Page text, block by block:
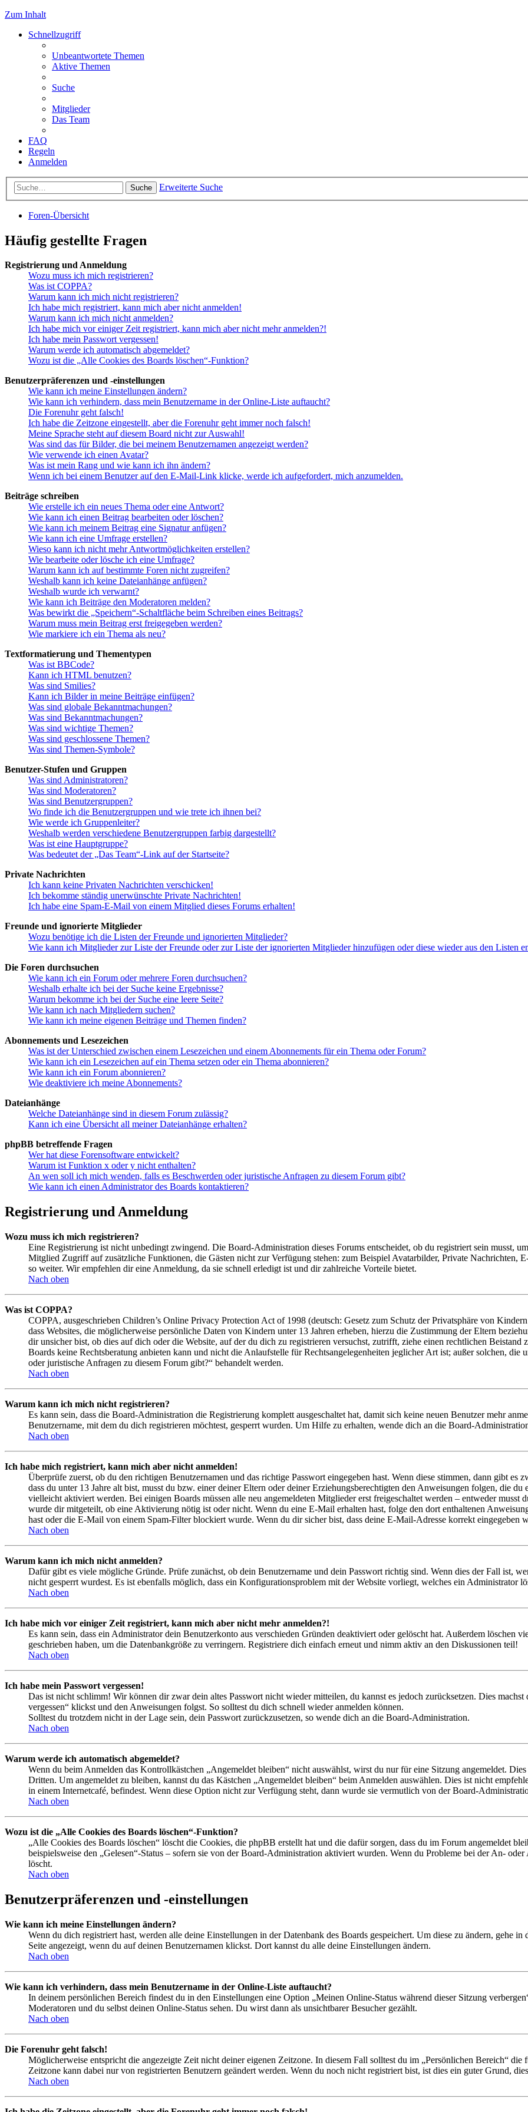
Zum Inhalt
Schnellzugriff
Unbeantwortete Themen
Aktive Themen
Suche
Mitglieder
Das Team
FAQ
Regeln
Anmelden
Suche Erweiterte Suche
Foren-Übersicht
Häufig gestellte Fragen
Registrierung und Anmeldung
Wozu muss ich mich registrieren?
Was ist COPPA?
Warum kann ich mich nicht registrieren?
Ich habe mich registriert, kann mich aber nicht anmelden!
Warum kann ich mich nicht anmelden?
Ich habe mich vor einiger Zeit registriert, kann mich aber nicht mehr anmelden?!
Ich habe mein Passwort vergessen!
Warum werde ich automatisch abgemeldet?
Wozu ist die „Alle Cookies des Boards löschen“-Funktion?
Benutzerpräferenzen und -einstellungen
Wie kann ich meine Einstellungen ändern?
Wie kann ich verhindern, dass mein Benutzername in der Online-Liste auftaucht?
Die Forenuhr geht falsch!
Ich habe die Zeitzone eingestellt, aber die Forenuhr geht immer noch falsch!
Meine Sprache steht auf diesem Board nicht zur Auswahl!
Was sind das für Bilder, die bei meinem Benutzernamen angezeigt werden?
Wie verwende ich einen Avatar?
Was ist mein Rang und wie kann ich ihn ändern?
Wenn ich bei einem Benutzer auf den E-Mail-Link klicke, werde ich aufgefordert, mich anzumelden.
Beiträge schreiben
Wie erstelle ich ein neues Thema oder eine Antwort?
Wie kann ich einen Beitrag bearbeiten oder löschen?
Wie kann ich meinem Beitrag eine Signatur anfügen?
Wie kann ich eine Umfrage erstellen?
Wieso kann ich nicht mehr Antwortmöglichkeiten erstellen?
Wie bearbeite oder lösche ich eine Umfrage?
Warum kann ich auf bestimmte Foren nicht zugreifen?
Weshalb kann ich keine Dateianhänge anfügen?
Weshalb wurde ich verwarnt?
Wie kann ich Beiträge den Moderatoren melden?
Was bewirkt die „Speichern“-Schaltfläche beim Schreiben eines Beitrags?
Warum muss mein Beitrag erst freigegeben werden?
Wie markiere ich ein Thema als neu?
Textformatierung und Thementypen
Was ist BBCode?
Kann ich HTML benutzen?
Was sind Smilies?
Kann ich Bilder in meine Beiträge einfügen?
Was sind globale Bekanntmachungen?
Was sind Bekanntmachungen?
Was sind wichtige Themen?
Was sind geschlossene Themen?
Was sind Themen-Symbole?
Benutzer-Stufen und Gruppen
Was sind Administratoren?
Was sind Moderatoren?
Was sind Benutzergruppen?
Wo finde ich die Benutzergruppen und wie trete ich ihnen bei?
Wie werde ich Gruppenleiter?
Weshalb werden verschiedene Benutzergruppen farbig dargestellt?
Was ist eine Hauptgruppe?
Was bedeutet der „Das Team“-Link auf der Startseite?
Private Nachrichten
Ich kann keine Privaten Nachrichten verschicken!
Ich bekomme ständig unerwünschte Private Nachrichten!
Ich habe eine Spam-E-Mail von einem Mitglied dieses Forums erhalten!
Freunde und ignorierte Mitglieder
Wozu benötige ich die Listen der Freunde und ignorierten Mitglieder?
Wie kann ich Mitglieder zur Liste der Freunde oder zur Liste der ignorierten Mitglieder hinzufügen oder diese wieder aus den Listen
Die Foren durchsuchen
Wie kann ich ein Forum oder mehrere Foren durchsuchen?
Weshalb erhalte ich bei der Suche keine Ergebnisse?
Warum bekomme ich bei der Suche eine leere Seite?
Wie kann ich nach Mitgliedern suchen?
Wie kann ich meine eigenen Beiträge und Themen finden?
Abonnements und Lesezeichen
Was ist der Unterschied zwischen einem Lesezeichen und einem Abonnements für ein Thema oder Forum?
Wie kann ich ein Lesezeichen auf ein Thema setzen oder ein Thema abonnieren?
Wie kann ich ein Forum abonnieren?
Wie deaktiviere ich meine Abonnements?
Dateianhänge
Welche Dateianhänge sind in diesem Forum zulässig?
Kann ich eine Übersicht all meiner Dateianhänge erhalten?
phpBB betreffende Fragen
Wer hat diese Forensoftware entwickelt?
Warum ist Funktion x oder y nicht enthalten?
An wen soll ich mich wenden, falls es Beschwerden oder juristische Anfragen zu diesem Forum gibt?
Wie kann ich einen Administrator des Boards kontaktieren?
Registrierung und Anmeldung
Wozu muss ich mich registrieren?
Eine Registrierung ist nicht unbedingt zwingend. Die Board-Administration dieses Forums entscheidet, ob du registriert sein musst,
Mitglied Zugriff auf zusätzliche Funktionen, die Gästen nicht zur Verfügung stehen: zum Beispiel Avatarbilder, Private Nachrichten,
so weiter. Wir empfehlen dir eine Anmeldung, da sie schnell erledigt ist und dir zahlreiche Vorteile bietet.
Nach oben
Was ist COPPA?
COPPA, ausgeschrieben Children’s Online Privacy Protection Act of 1998 (deutsch: Gesetz zum Schutz der Privatsphäre von
dass Websites, die möglicherweise persönliche Daten von Kindern unter 13 Jahren erheben, hierzu die Zustimmung der Eltern
dir unsicher bist, ob dies auf dich oder die Website, auf der du dich zu registrieren versuchst, zutrifft, ziehe einen rechtlichen
Boards keine Rechtsberatung anbieten kann und nicht die Anlaufstelle für Rechtsangelegenheiten jeglicher Art ist; außer solchen,
oder juristische Anfragen zu diesem Forum gibt?“ behandelt werden.
Nach oben
Warum kann ich mich nicht registrieren?
Es kann sein, dass die Board-Administration die Registrierung komplett ausgeschaltet hat, damit sich keine neuen Benutzer mehr
Benutzername, mit dem du dich registrieren möchtest, gesperrt wurden. Um Hilfe zu erhalten, wende dich an die Board-
Nach oben
Ich habe mich registriert, kann mich aber nicht anmelden!
Überprüfe zuerst, ob du den richtigen Benutzernamen und das richtige Passwort eingegeben hast. Wenn diese stimmen, dann gibt es
dass du unter 13 Jahre alt bist, musst du bzw. einer deiner Eltern oder deiner Erziehungsberechtigten den Anweisungen folgen, die
vielleicht aktiviert werden. Bei einigen Boards müssen alle neu angemeldeten Mitglieder erst freigeschaltet werden – entweder musst
wurde dir mitgeteilt, ob eine Aktivierung nötig ist oder nicht. Wenn du eine E-Mail erhalten hast, folge den dort enthaltenen
hast oder die E-Mail von einem Spam-Filter blockiert wurde. Wenn du dir sicher bist, dass deine E-Mail-Adresse korrekt eingegeben
Nach oben
Warum kann ich mich nicht anmelden?
Dafür gibt es viele mögliche Gründe. Prüfe zunächst, ob dein Benutzername und dein Passwort richtig sind. Wenn dies der Fall ist,
nicht gesperrt wurdest. Es ist ebenfalls möglich, dass ein Konfigurationsproblem mit der Website vorliegt, welches ein Administrator
Nach oben
Ich habe mich vor einiger Zeit registriert, kann mich aber nicht mehr anmelden?!
Es kann sein, dass ein Administrator dein Benutzerkonto aus verschieden Gründen deaktiviert oder gelöscht hat. Außerdem löschen
geschrieben haben, um die Datenbankgröße zu verringern. Registriere dich einfach erneut und nimm aktiv an den Diskussionen teil!
Nach oben
Ich habe mein Passwort vergessen!
Das ist nicht schlimm! Wir können dir zwar dein altes Passwort nicht wieder mitteilen, du kannst es jedoch zurücksetzen. Dies
vergessen“ klickst und den Anweisungen folgst. So solltest du dich schnell wieder anmelden können.
Solltest du trotzdem nicht in der Lage sein, dein Passwort zurückzusetzen, so wende dich an die Board-Administration.
Nach oben
Warum werde ich automatisch abgemeldet?
Wenn du beim Anmelden das Kontrollkästchen „Angemeldet bleiben“ nicht auswählst, wirst du nur für eine Sitzung angemeldet.
Dritten. Um angemeldet zu bleiben, kannst du das Kästchen „Angemeldet bleiben“ beim Anmelden auswählen. Dies ist nicht
in einem Internetcafé, befindest. Wenn diese Option nicht zur Verfügung steht, dann wurde sie vermutlich von der Board-
Nach oben
Wozu ist die „Alle Cookies des Boards löschen“-Funktion?
„Alle Cookies des Boards löschen“ löscht die Cookies, die phpBB erstellt hat und die dafür sorgen, dass du im Forum angemeldet
beispielsweise den „Gelesen“-Status – sofern sie von der Board-Administration aktiviert wurden. Wenn du Probleme bei der An-
löscht.
Nach oben
Benutzerpräferenzen und -einstellungen
Wie kann ich meine Einstellungen ändern?
Wenn du dich registriert hast, werden alle deine Einstellungen in der Datenbank des Boards gespeichert. Um diese zu ändern, gehe
Seite angezeigt, wenn du auf deinen Benutzernamen klickst. Dort kannst du alle deine Einstellungen ändern.
Nach oben
Wie kann ich verhindern, dass mein Benutzername in der Online-Liste auftaucht?
In deinem persönlichen Bereich findest du in den Einstellungen eine Option „Meinen Online-Status während dieser Sitzung
Moderatoren und du selbst deinen Online-Status sehen. Du wirst dann als unsichtbarer Besucher gezählt.
Nach oben
Die Forenuhr geht falsch!
Möglicherweise entspricht die angezeigte Zeit nicht deiner eigenen Zeitzone. In diesem Fall solltest du im „Persönlichen Bereich“
Zeitzone kann dabei nur von registrierten Benutzern geändert werden. Wenn du noch nicht registriert bist, ist dies ein guter Grund,
Nach oben